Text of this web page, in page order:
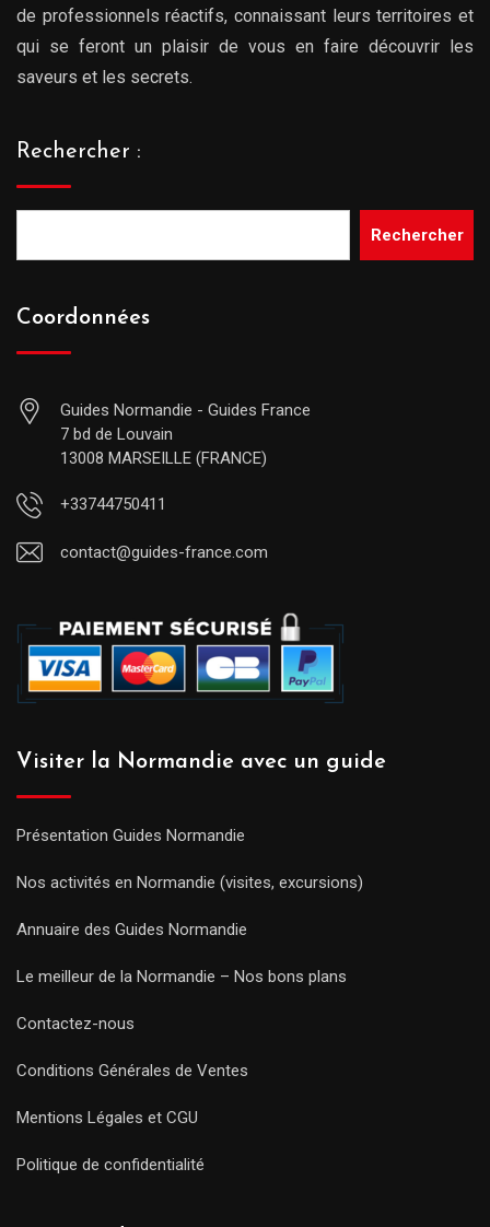
de professionnels réactifs, connaissant leurs territoires et
qui se feront un plaisir de vous en faire découvrir les
saveurs et les secrets.
Rechercher :
Rechercher
Coordonnées
Guides Normandie - Guides France
7 bd de Louvain
13008 MARSEILLE (FRANCE)
+33744750411
contact@guides-france.com
Visiter la Normandie avec un guide
Présentation Guides Normandie
Nos activités en Normandie (visites, excursions)
Annuaire des Guides Normandie
Le meilleur de la Normandie – Nos bons plans
Contactez-nous
Conditions Générales de Ventes
Mentions Légales et CGU
Politique de confidentialité